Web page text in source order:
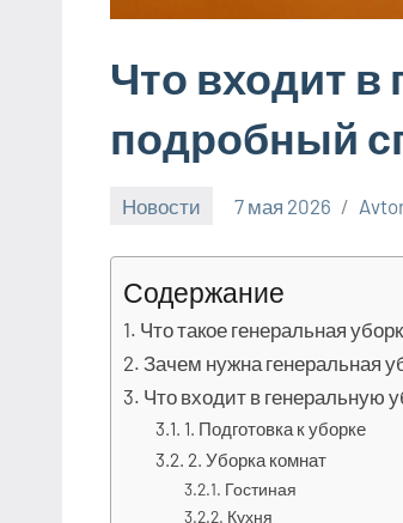
Что входит в
подробный
Новости 7 мая 2026
Содержание
Что такое генеральная
Зачем нужна генеральная
Что входит в генеральную
1. Подготовка к уборке
2. Уборка комнат
Гостиная
Кухня